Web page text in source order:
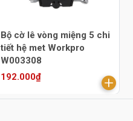
Bộ cờ lê vòng miệng 5 chi
tiết hệ met Workpro
W003308
192.000₫